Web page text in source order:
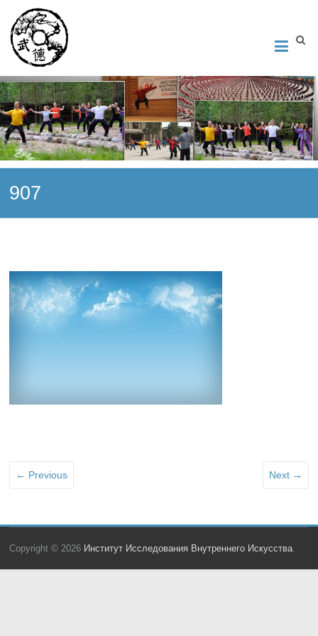
Институт Исследования Внутреннего Искусства
Школа тайцзи-цюань стиля Чэнь, Петербург. Руководитель
Андрей Середняков.
907
← Previous Next →
Copyright © 2026 Институт Исследования Внутреннего Искусства.